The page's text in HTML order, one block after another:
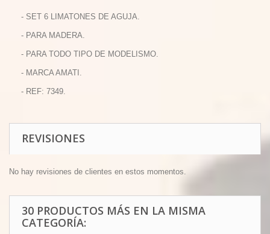
- SET 6 LIMATONES DE AGUJA.
- PARA MADERA.
- PARA TODO TIPO DE MODELISMO.
- MARCA AMATI.
- REF: 7349.
REVISIONES
No hay revisiones de clientes en estos momentos.
30 PRODUCTOS MÁS EN LA MISMA
CATEGORÍA: